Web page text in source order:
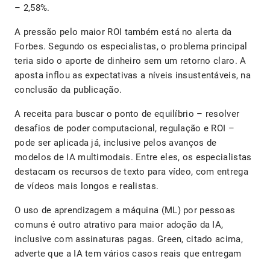
– 2,58%.
A pressão pelo maior ROI também está no alerta da
Forbes. Segundo os especialistas, o problema principal
teria sido o aporte de dinheiro sem um retorno claro. A
aposta inflou as expectativas a níveis insustentáveis, na
conclusão da publicação.
A receita para buscar o ponto de equilíbrio – resolver
desafios de poder computacional, regulação e ROI –
pode ser aplicada já, inclusive pelos avanços de
modelos de IA multimodais. Entre eles, os especialistas
destacam os recursos de texto para vídeo, com entrega
de vídeos mais longos e realistas.
O uso de aprendizagem a máquina (ML) por pessoas
comuns é outro atrativo para maior adoção da IA,
inclusive com assinaturas pagas. Green, citado acima,
adverte que a IA tem vários casos reais que entregam